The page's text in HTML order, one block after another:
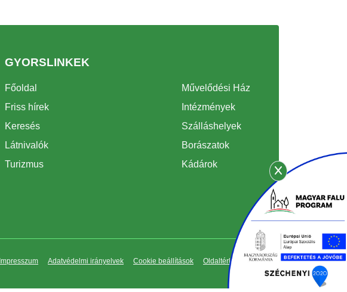
GYORSLINKEK
Főoldal
Friss hírek
Keresés
Látnivalók
Turizmus
Művelődési Ház
Intézmények
Szálláshelyek
Borászatok
Kádárok
Impresszum Adatvédelmi irányelvek Cookie beállítások Oldaltérkép